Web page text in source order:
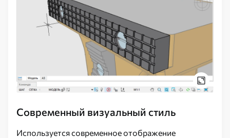
Современный визуальный стиль
Используется современное отображение